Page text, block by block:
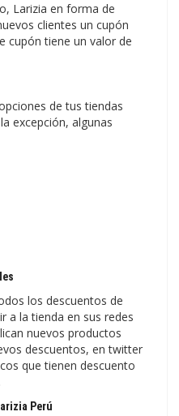
Larizia en forma de
clientes un cupón
cupón tiene un valor de
de tus tiendas
excepción, algunas
los descuentos de
a la tienda en sus redes
nuevos productos
descuentos, en twitter
que tienen descuento
Perú